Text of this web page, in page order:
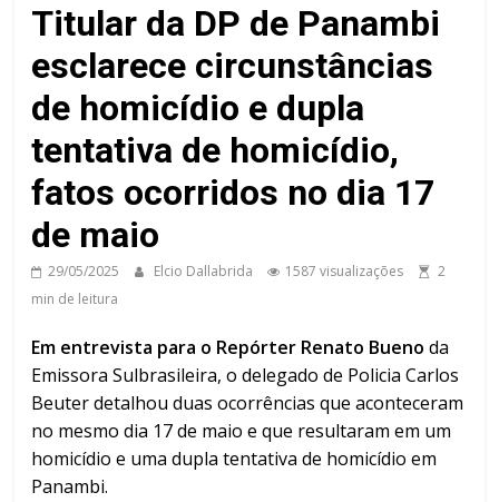
Titular da DP de Panambi
esclarece circunstâncias
de homicídio e dupla
tentativa de homicídio,
fatos ocorridos no dia 17
de maio
29/05/2025 Elcio Dallabrida 1587 visualizações
2
min de leitura
Em entrevista para o Repórter Renato Bueno da
Emissora Sulbrasileira, o delegado de Policia Carlos
Beuter detalhou duas ocorrências que aconteceram
no mesmo dia 17 de maio e que resultaram em um
homicídio e uma dupla tentativa de homicídio em
Panambi.